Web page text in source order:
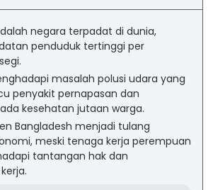
negara terpadat di dunia,
penduduk tertinggi per
masalah polusi udara yang
penyakit pernapasan dan
kesehatan jutaan warga.
Bangladesh menjadi tulang
meski tenaga kerja perempuan
tantangan hak dan